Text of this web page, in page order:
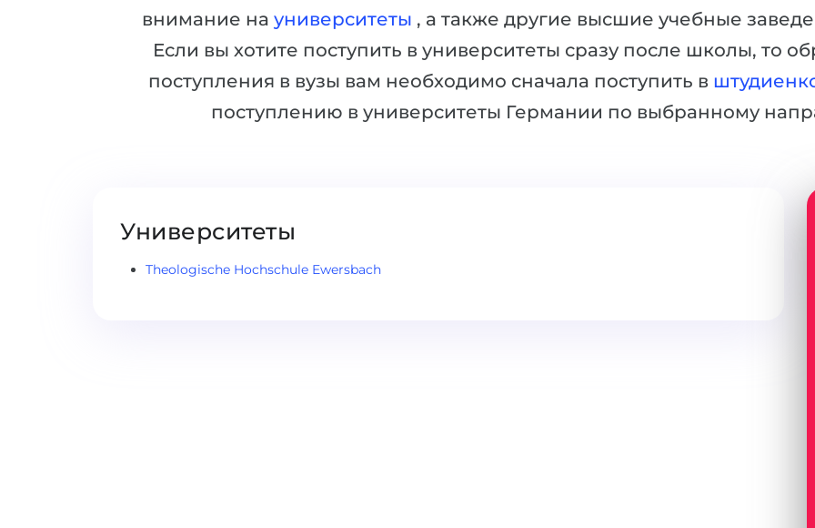
внимание на университеты , а также другие высшие учебные
Если вы хотите поступить в университеты сразу после школы, то
поступления в вузы вам необходимо сначала поступить в
поступлению в университеты Германии по выбранному
Университеты
Theologische Hochschule Ewersbach